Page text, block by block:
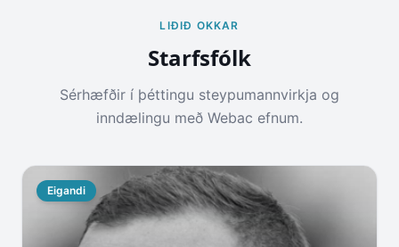
LIÐIÐ OKKAR
Starfsfólk
Sérhæfðir í þéttingu steypumannvirkja og
inndælingu með Webac efnum.
Eigandi